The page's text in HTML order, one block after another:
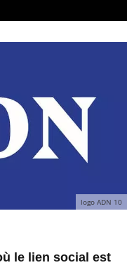
logo ADN 10
le lien social est